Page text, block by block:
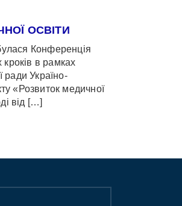
ОСВІТИ
Конференція
кроків в рамках
ради Україно-
«Розвиток медичної
від […]